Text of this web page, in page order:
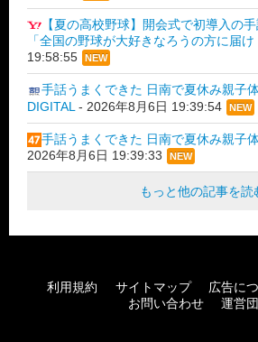
【夏の高校野球】開会式で初導入の
「全国の野球が大好きなろうの方に届け
19:58:55
NEW
手話うまくできた 日南で夏休み親子
DIGITAL - 2026年8月6日 19:39:54 NEW
手話うまくできた 日南で夏休み親子
2026年8月6日 19:39:33
NEW
もっと他の記事を読
利用規約 サイトマップ 広告に
お問い合わせ
運営